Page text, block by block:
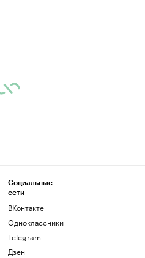
Социальные
сети
ВКонтакте
Одноклассники
Telegram
Дзен